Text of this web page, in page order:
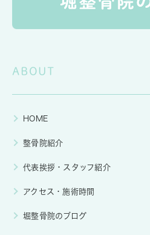
ABOUT
HOME
整骨院紹介
代表挨拶・スタッフ紹介
アクセス・施術時間
堀整骨院のブログ